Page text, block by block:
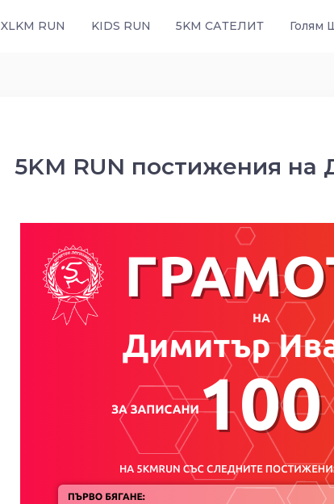
XLKM RUN KIDS RUN 5KM САТЕЛИТ Голям
5KM RUN постижения